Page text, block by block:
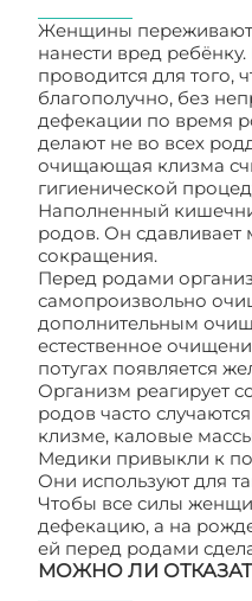
Женщины
нанести вред
проводится для того,
благополучно, без
дефекации по время
делают не во всех
очищающая клизма
гигиенической
Наполненный
родов. Он сдавливает
сокращения.
Перед родами
самопроизвольно
дополнительным
естественное
потугах появляется
Организм реагирует
родов часто
клизме, каловые
Медики привыкли к
Они используют для
Чтобы все силы
дефекацию, а на
ей перед родами
МОЖНО ЛИ